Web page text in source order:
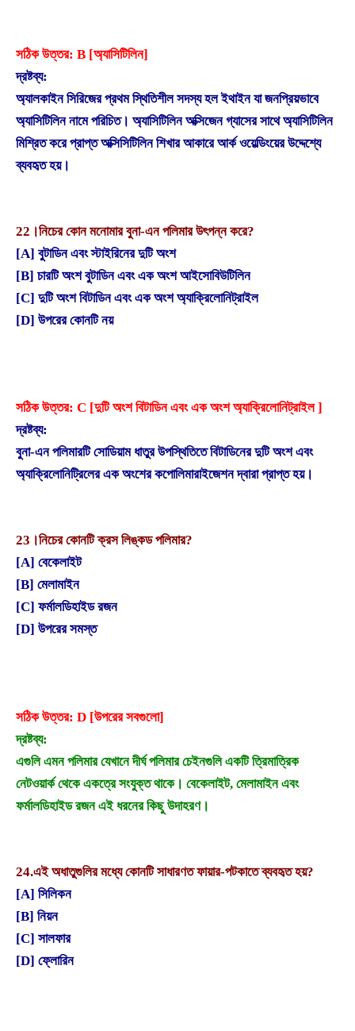
সঠিক উত্তর: B [অ্যাসিটিলিন]
দ্রষ্টব্য:
অ্যালকাইন সিরিজের প্রথম স্থিতিশীল সদস্য হল ইথাইন যা জনপ্রিয়ভাবে
অ্যাসিটিলিন নামে পরিচিত। অ্যাসিটিলিন অক্সিজেন গ্যাসের সাথে অ্যাসিটিলিন
মিশ্রিত করে প্রাপ্ত অক্সিসিটিলিন শিখার আকারে আর্ক ওয়েল্ডিংয়ের উদ্দেশ্যে
ব্যবহৃত হয়।
22।নিচের কোন মনোমার বুনা-এন পলিমার উৎপন্ন করে?
[A] বুটাডিন এবং স্টাইরিনের দুটি অংশ
[B] চারটি অংশ বুটাডিন এবং এক অংশ আইসোবিউটিলিন
[C] দুটি অংশ বিটাডিন এবং এক অংশ অ্যাক্রিলোনিট্রাইল
[D] উপরের কোনটি নয়
সঠিক উত্তর: C [দুটি অংশ বিটাডিন এবং এক অংশ অ্যাক্রিলোনিট্রাইল ]
দ্রষ্টব্য:
বুনা-এন পলিমারটি সোডিয়াম ধাতুর উপস্থিতিতে বিটাডিনের দুটি অংশ এবং
অ্যাক্রিলোনিট্রিলের এক অংশের কপোলিমারাইজেশন দ্বারা প্রাপ্ত হয়।
23।নিচের কোনটি ক্রস লিঙ্কড পলিমার?
[A] বেকেলাইট
[B] মেলামাইন
[C] ফর্মালডিহাইড রজন
[D] উপরের সমস্ত
সঠিক উত্তর: D [উপরের সবগুলো]
দ্রষ্টব্য:
এগুলি এমন পলিমার যেখানে দীর্ঘ পলিমার চেইনগুলি একটি ত্রিমাত্রিক
নেটওয়ার্ক থেকে একত্রে সংযুক্ত থাকে। বেকেলাইট, মেলামাইন এবং
ফর্মালডিহাইড রজন এই ধরনের কিছু উদাহরণ।
24.এই অধাতুগুলির মধ্যে কোনটি সাধারণত ফায়ার-পটকাতে ব্যবহৃত হয়?
[A] সিলিকন
[B] নিয়ন
[C] সালফার
[D] ফ্লোরিন